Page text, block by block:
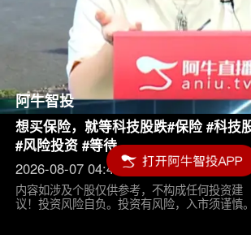
阿牛智投
想买保险，就等科技股跌#保险 #科技
#风险投资 #等待
2026-08-07 04:45
内容如涉及个股仅供参考，不构成任何投资建
议！投资风险自负。投资有风险，入市须谨慎。